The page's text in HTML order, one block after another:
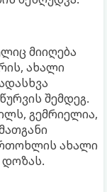
მიიღება
ახალი
შემდეგ.
გემრიელია,
ახალი
დოზას.